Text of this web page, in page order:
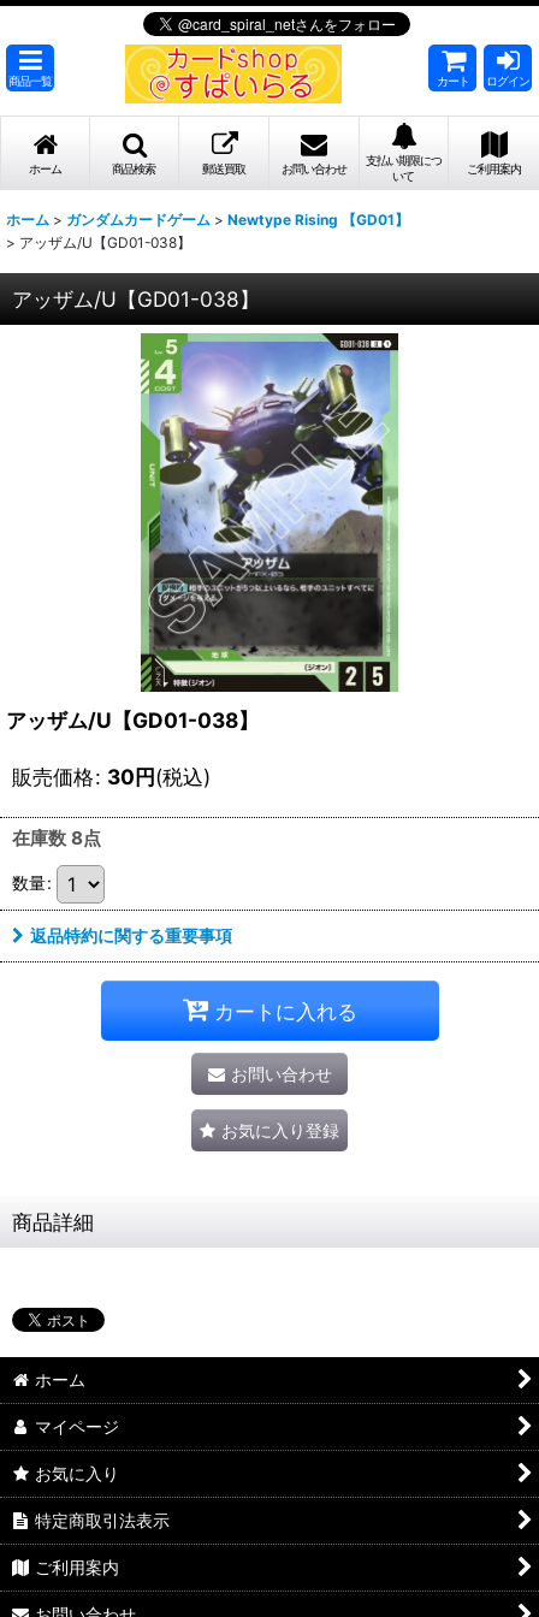
商品一覧 カート ログイン
ホーム 商品検索 郵送買取 お問い合わせ
支払い期限につ
いて
ご利用案内
ホーム > ガンダムカードゲーム > Newtype Rising 【GD01】
> アッザム/U【GD01-038】
アッザム/U【GD01-038】
アッザム/U【GD01-038】
販売価格: 30円(税込)
在庫数 8点
数量:
返品特約に関する重要事項
カートに入れる
お問い合わせ
お気に入り登録
商品詳細
ホーム
マイページ
お気に入り
特定商取引法表示
ご利用案内